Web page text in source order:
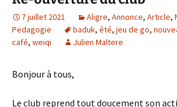
7 juillet 2021 Aligre, Annonce, Article,
Pedagogie
baduk, été, jeu de go,
café, weiqi Julien Maltere
Bonjour à tous,
Le club reprend tout doucement son